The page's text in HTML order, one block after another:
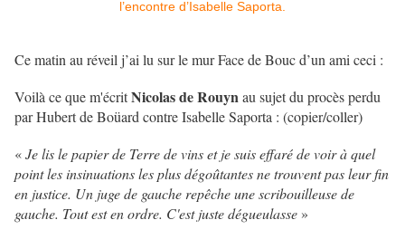
Ce matin au réveil j’ai lu sur le mur Face de Bouc d’un ami ceci :
Voilà ce que m'écritNicolas de Rouynau sujet du procès perdu
par Hubert de Boüard contre Isabelle Saporta : (copier/coller)
«Je lis le papier de Terre de vins et je suis effaré de voir à quel
point les insinuations les plus dégoûtantes ne trouvent pas leur fin
en justice. Un juge de gauche repêche une scribouilleuse de
gauche. Tout est en ordre. C'est juste dégueulasse »